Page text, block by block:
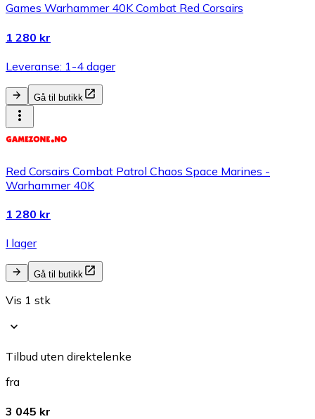
Games Warhammer 40K Combat Red Corsairs
1 280 kr
Leveranse: 1-4 dager
Gå til butikk
Red Corsairs Combat Patrol Chaos Space Marines -
Warhammer 40K
1 280 kr
I lager
Gå til butikk
Vis 1 stk
Tilbud uten direktelenke
fra
3 045 kr